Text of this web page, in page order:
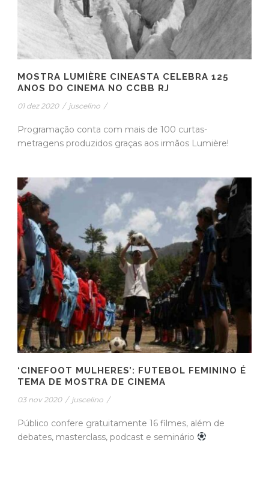
MOSTRA LUMIÈRE CINEASTA CELEBRA 125
ANOS DO CINEMA NO CCBB RJ
01 dez 2020 / juscelino /
Programação conta com mais de 100 curtas-
metragens produzidos graças aos irmãos Lumière!
‘CINEFOOT MULHERES’: FUTEBOL FEMININO É
TEMA DE MOSTRA DE CINEMA
03 nov 2020 / juscelino /
Público confere gratuitamente 16 filmes, além de
debates, masterclass, podcast e seminário